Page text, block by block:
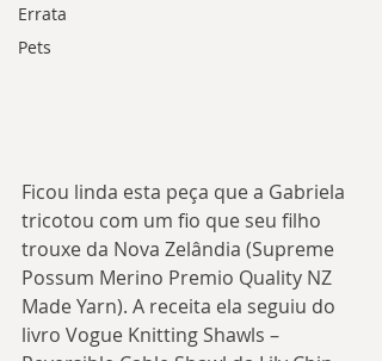
Errata
Pets
Ficou linda esta peça que a Gabriela
tricotou com um fio que seu filho
trouxe da Nova Zelândia (Supreme
Possum Merino Premio Quality NZ
Made Yarn). A receita ela seguiu do
livro Vogue Knitting Shawls –